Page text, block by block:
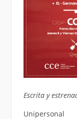
Escrita y
Unipersonal